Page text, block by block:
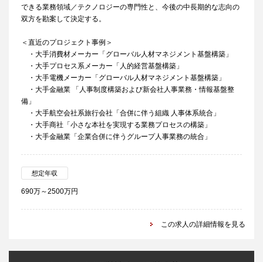
できる業務領域／テクノロジーの専門性と、今後の中長期的な志向の
双方を勘案して決定する。
＜直近のプロジェクト事例＞
・大手消費材メーカー「グローバル人材マネジメント基盤構築」
・大手プロセス系メーカー「人的経営基盤構築」
・大手電機メーカー「グローバル人材マネジメント基盤構築」
・大手金融業 「人事制度構築および新会社人事業務・情報基盤整
備」
・大手航空会社系旅行会社「合併に伴う組織 人事体系統合」
・大手商社「小さな本社を実現する業務プロセスの構築」
・大手金融業「企業合併に伴うグループ人事業務の統合」
想定年収
690万～2500万円
この求人の詳細情報を見る